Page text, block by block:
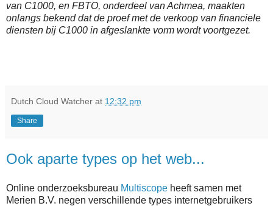
van C1000, en FBTO, onderdeel van Achmea, maakten
onlangs bekend dat de proef met de verkoop van financiele
diensten bij C1000 in afgeslankte vorm wordt voortgezet.
Dutch Cloud Watcher at 12:32 pm
Share
Ook aparte types op het web...
Online onderzoeksbureau Multiscope heeft samen met
Merien B.V. negen verschillende types internetgebruikers